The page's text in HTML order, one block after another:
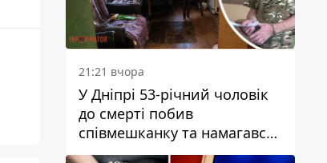
21:21 вчора
У Дніпрі 53-річний чоловік
до смерті побив
співмешканку та намагався
приховати злочин: деталі